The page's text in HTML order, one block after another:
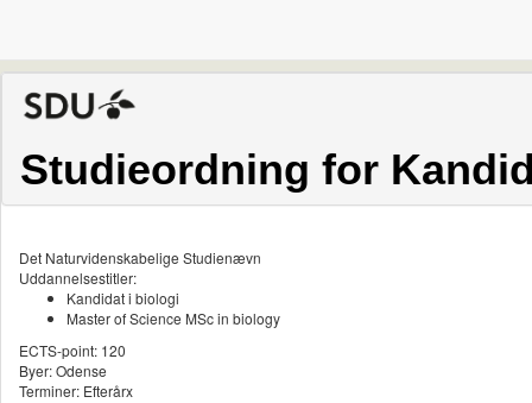
Studieordning for
Det Naturvidenskabelige Studienævn
Uddannelsestitler:
Kandidat i biologi
Master of Science MSc in biology
ECTS-point: 120
Byer: Odense
Terminer: Efterårx